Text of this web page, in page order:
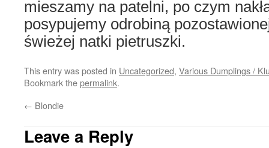
mieszamy na patelni, po czym
posypujemy odrobiną
świeżej natki pietruszki.
This entry was posted in Uncategorized, Various Dumplings /
Bookmark thepermalink.
← Blondie
Leave a Reply